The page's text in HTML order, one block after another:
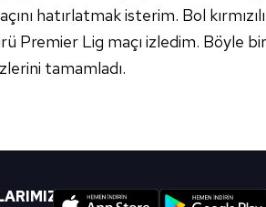
hatırlatmak isterim. Bol
Premier Lig maçı izledim. Böyle
tamamladı.